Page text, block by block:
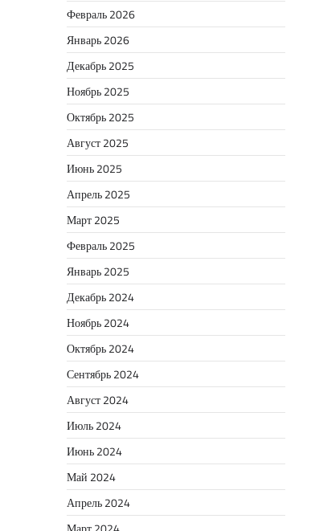
Февраль 2026
Январь 2026
Декабрь 2025
Ноябрь 2025
Октябрь 2025
Август 2025
Июнь 2025
Апрель 2025
Март 2025
Февраль 2025
Январь 2025
Декабрь 2024
Ноябрь 2024
Октябрь 2024
Сентябрь 2024
Август 2024
Июль 2024
Июнь 2024
Май 2024
Апрель 2024